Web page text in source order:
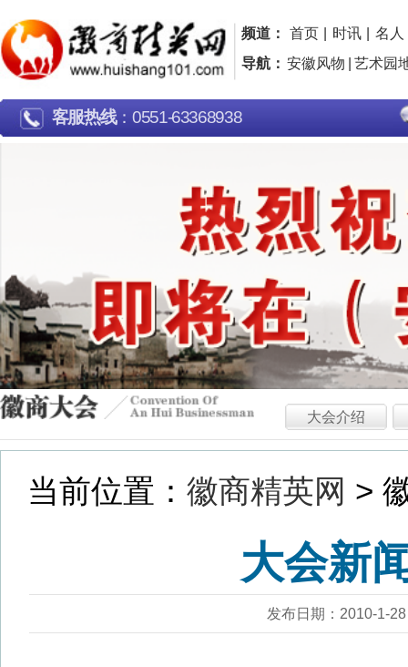
频道： 首页 时讯 名人 | 名企 名片 品牌 |
导航：安徽风物
大会介绍 最新报道 安
当前位置：徽商精英网> 徽商大会 >
大会新闻发布会
发布日期：2010-1-28 浏览：15961
1月18日，全省商务工作暨
徽商大会筹备会议在合肥召开
光出席会议并讲话。